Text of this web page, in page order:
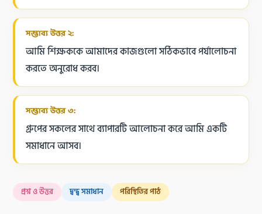
সম্ভাব্য উত্তর ২:
আমি শিক্ষককে আমাদের কাজগুলো সঠিকভাবে পর্যালোচনা
করতে অনুরোধ করব।
সম্ভাব্য উত্তর ৩:
গ্রুপের সকলের সাথে ব্যাপারটি আলোচনা করে আমি একটি
সমাধানে আসব।
প্রশ্ন ও উত্তর দ্বন্দ্ব সমাধান পরিস্থিতির পাঠ